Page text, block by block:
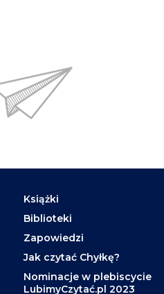
Książki
Biblioteki
Zapowiedzi
Jak czytać Chyłkę?
Nominacje w plebiscycie
LubimyCzytać.pl 2023